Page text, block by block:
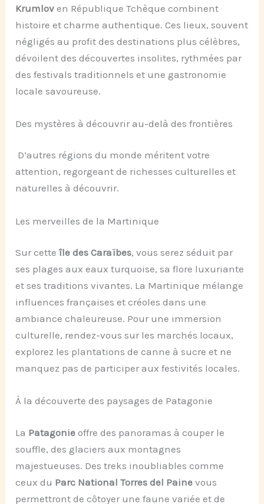
Krumlov en République Tchèque combinent
histoire et charme authentique. Ces lieux, souvent
négligés au profit des destinations plus célèbres,
dévoilent des découvertes insolites, rythmées par
des festivals traditionnels et une gastronomie
locale savoureuse.
Des mystères à découvrir au-delà des frontières
D’autres régions du monde méritent votre
attention, regorgeant de richesses culturelles et
naturelles à découvrir.
Les merveilles de la Martinique
Sur cetteîle des Caraïbes, vous serez séduit par
ses plages aux eaux turquoise, sa flore luxuriante
et ses traditions vivantes. La Martinique mélange
influences françaises et créoles dans une
ambiance chaleureuse. Pour une immersion
culturelle, rendez-vous sur les marchés locaux,
explorez les plantations de canne à sucre et ne
manquez pas de participer aux festivités locales.
À la découverte des paysages de Patagonie
La Patagonieoffre des panoramas à couper le
souffle, des glaciers aux montagnes
majestueuses. Des treks inoubliables comme
ceux du Parc National Torres del Paine vous
permettront de côtoyer une faune variée et de